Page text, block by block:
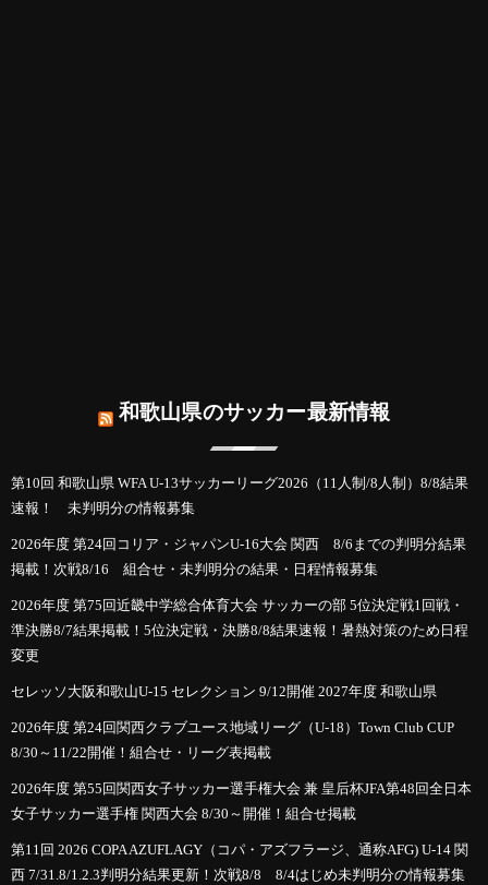
和歌山県のサッカー最新情報
第10回 和歌山県 WFA U-13サッカーリーグ2026（11人制/8人制）8/8結果
速報！ 未判明分の情報募集
2026年度 第24回コリア・ジャパンU-16大会 関西 8/6までの判明分結果
掲載！次戦8/16 組合せ・未判明分の結果・日程情報募集
2026年度 第75回近畿中学総合体育大会 サッカーの部 5位決定戦1回戦・
準決勝8/7結果掲載！5位決定戦・決勝8/8結果速報！暑熱対策のため日程
変更
セレッソ大阪和歌山U-15 セレクション 9/12開催 2027年度 和歌山県
2026年度 第24回関西クラブユース地域リーグ（U-18）Town Club CUP
8/30～11/22開催！組合せ・リーグ表掲載
2026年度 第55回関西女子サッカー選手権大会 兼 皇后杯JFA第48回全日本
女子サッカー選手権 関西大会 8/30～開催！組合せ掲載
第11回 2026 COPA AZUFLAGY（コパ・アズフラージ、通称AFG) U-14 関
西 7/31.8/1.2.3判明分結果更新！次戦8/8 8/4はじめ未判明分の情報募集